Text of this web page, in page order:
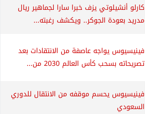
كارلو أنشيلوتي يزف خبرا سارا لجماهير ريال
مدريد بعودة الجوكر.. ويكشف رغبته...
فينيسيوس يواجه عاصفة من الانتقادات بعد
تصريحاته بسحب كأس العالم 2030 من...
فينيسيوس يحسم موقفه من الانتقال للدوري
السعودي